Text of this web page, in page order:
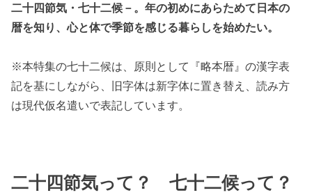
二十四節気・七十二候－。年の初めにあらためて日本の
暦を知り、心と体で季節を感じる暮らしを始めたい。
※本特集の七十二候は、原則として『略本暦』の漢字表
記を基にしながら、旧字体は新字体に置き替え、読み方
は現代仮名遣いで表記しています。
二十四節気って？ 七十二候って？